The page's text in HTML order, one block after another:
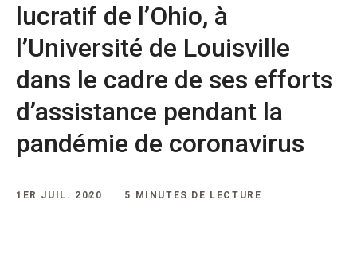
lucratif de l’Ohio, à
l’Université de Louisville
dans le cadre de ses efforts
d’assistance pendant la
pandémie de coronavirus
1ER JUIL. 2020 5 MINUTES DE LECTURE